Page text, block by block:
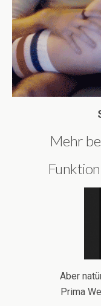
Mehr
Aber
Prima